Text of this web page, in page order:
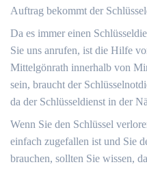
Auftrag bekommt der
Da es immer einen
Sie uns anrufen, ist die Hilfe
Mittelgönrath innerhalb von
sein, braucht der
da der Schlüsseldienst in der
Wenn Sie den Schlüssel
einfach zugefallen ist und Sie
brauchen, sollten Sie wissen,